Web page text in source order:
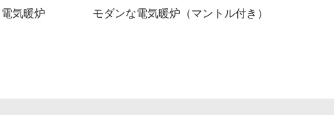
気暖炉
モダンな電気暖炉（マントル付き）